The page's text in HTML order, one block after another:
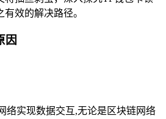
效的解决路径。
因
络实现数据交互,无论是区块链网络